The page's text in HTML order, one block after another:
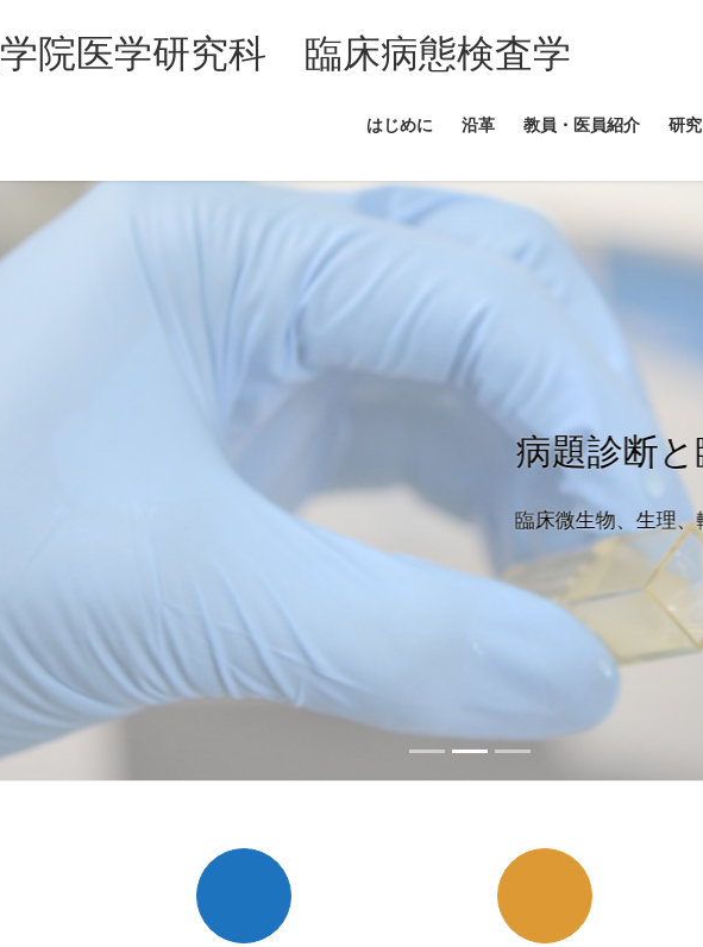
院医学研究科 臨床病態検査学
はじめに 沿革 教員・医員紹介 研究
病題診断と臨床検査
臨床微生物、生理、輸血・細胞治療